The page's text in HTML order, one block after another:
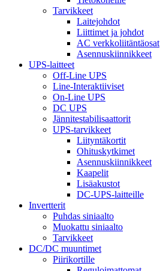
Tarvikkeet
Laitejohdot
Liittimet ja johdot
AC verkkoliitäntäosat
Asennuskiinnikkeet
UPS-laitteet
Off-Line UPS
Line-Interaktiiviset
On-Line UPS
DC UPS
Jännitestabilisaattorit
UPS-tarvikkeet
Liityntäkortit
Ohituskytkimet
Asennuskiinnikkeet
Kaapelit
Lisäakustot
DC-UPS-laitteille
Invertterit
Puhdas siniaalto
Muokattu siniaalto
Tarvikkeet
DC/DC muuntimet
Piirikortille